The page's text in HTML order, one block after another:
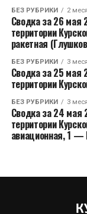
БЕЗ РУБРИКИ 2
Сводка за 26 мая
территории
ракетная
БЕЗ РУБРИКИ 3
Сводка за 25 мая
территории
БЕЗ РУБРИКИ 3
Сводка за 24 мая
территории
авиационная, 1